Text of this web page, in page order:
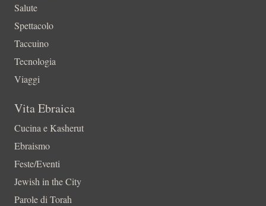
Salute
Spettacolo
Taccuino
Tecnologia
Viaggi
Vita Ebraica
Cucina e Kasherut
Ebraismo
Feste/Eventi
Jewish in the City
Parole di Torah